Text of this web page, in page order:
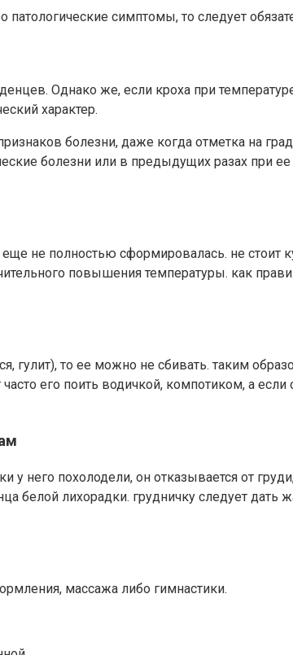
симптомы, то следует
Однако же, если кроха при
характер.
болезни, даже когда отметка на
болезни или в предыдущих разах при
не полностью сформировалась. не стоит
повышения температуры. как
гулит), то ее можно не сбивать. таким
его поить водичкой, компотиком, а если
похолодели, он отказывается от
белой лихорадки. грудничку следует
массажа либо гимнастики.